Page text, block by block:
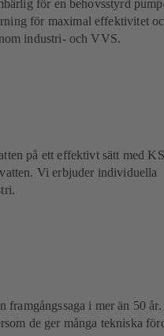
för en behovsstyrd
för maximal effektivitet
industri- och VVS.
på ett effektivt sätt med
Vi erbjuder individuella
i mer än 50 år.
de ger många tekniska